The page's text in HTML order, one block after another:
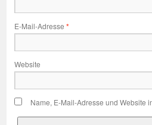
E-Mail-Adresse *
Website
Name, E-Mail-Adresse und Website